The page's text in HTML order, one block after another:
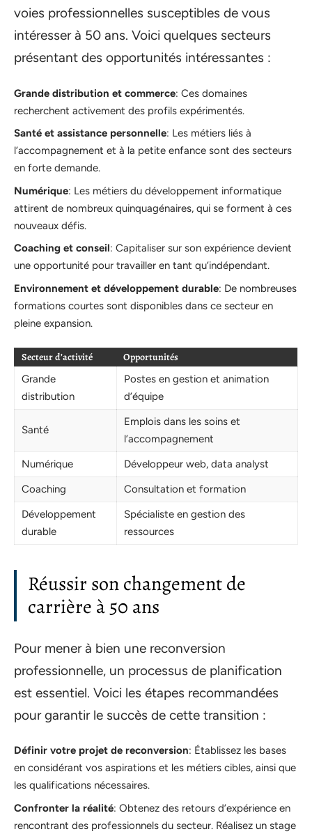
voies professionnelles susceptibles de vous
intéresser à 50 ans. Voici quelques secteurs
présentant des opportunités intéressantes :
Grande distribution et commerce: Ces domaines
recherchent activement des profils expérimentés.
Santé et assistance personnelle: Les métiers liés à
l’accompagnement et à la petite enfance sont des secteurs
en forte demande.
Numérique: Les métiers du développement informatique
attirent de nombreux quinquagénaires, qui se forment à ces
nouveaux défis.
Coaching et conseil: Capitaliser sur son expérience devient
une opportunité pour travailler en tant qu’indépendant.
Environnement et développement durable: De nombreuses
formations courtes sont disponibles dans ce secteur en
pleine expansion.
Secteur d’activité Opportunités
Grande
distribution
Postes en gestion et animation
d’équipe
Santé
Emplois dans les soins et
l’accompagnement
Numérique
Développeur web, data analyst
Coaching
Consultation et formation
Développement
durable
Spécialiste en gestion des
ressources
Réussir son changement de
carrière à 50 ans
Pour mener à bien une reconversion
professionnelle, un processus de planification
est essentiel. Voici les étapes recommandées
pour garantir le succès de cette transition :
Définir votre projet de reconversion: Établissez les bases
en considérant vos aspirations et les métiers cibles, ainsi que
les qualifications nécessaires.
Confronter la réalité: Obtenez des retours d’expérience en
rencontrant des professionnels du secteur. Réalisez un stage